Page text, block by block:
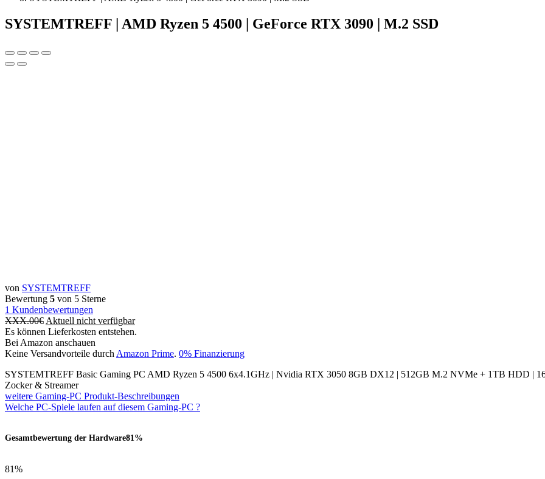
SYSTEMTREFF | AMD Ryzen 5 4500 | GeForce RTX 3090 | M.2 SSD
von SYSTEMTREFF
Bewertung 5 von 5 Sterne
1 Kundenbewertungen
XXX.00€ Aktuell nicht verfügbar
Es können Lieferkosten entstehen.
Bei Amazon anschauen
Keine Versandvorteile durch Amazon Prime. 0% Finanzierung
SYSTEMTREFF Basic Gaming PC AMD Ryzen 5 4500 6x4.1GHz | Nvidia RTX 3050 8GB DX12 | 512GB M.2 NVMe + 1TB HDD |
Zocker & Streamer
weitere Gaming-PC Produkt-Beschreibungen
Welche PC-Spiele laufen auf diesem Gaming-PC ?
Gesamtbewertung der Hardware81%
81%